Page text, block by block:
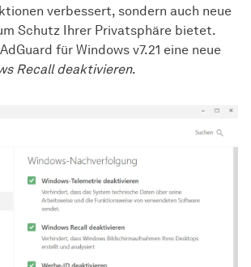
verbessert, sondern auch neue
Schutz Ihrer Privatsphäre bietet.
für Windows v7.21 eine neue
Recall deaktivieren.